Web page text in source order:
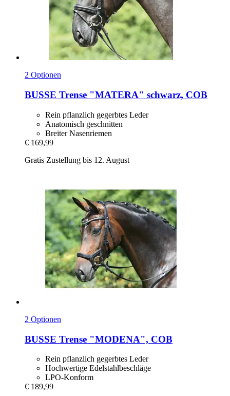
2 Optionen
BUSSE Trense "MATERA" schwarz, COB
Rein pflanzlich gegerbtes Leder
Anatomisch geschnitten
Breiter Nasenriemen
€ 169,99
Gratis Zustellung bis 12. August
2 Optionen
BUSSE Trense "MODENA", COB
Rein pflanzlich gegerbtes Leder
Hochwertige Edelstahlbeschläge
LPO-Konform
€ 189,99